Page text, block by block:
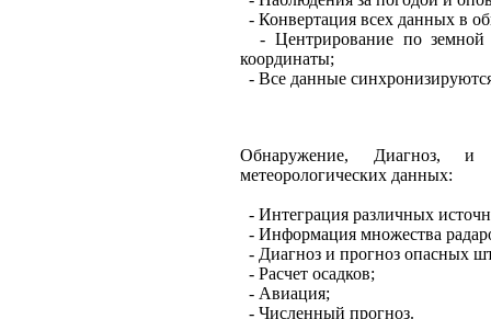
- Конвертация всех данных в
- Центрирование по земной
координаты;
- Все данные
Обнаружение, Диагноз,
метеорологических данных:
- Интеграция различных
- Информация множества
- Диагноз и прогноз опасных
- Расчет осадков;
- Авиация;
- Численный прогноз.